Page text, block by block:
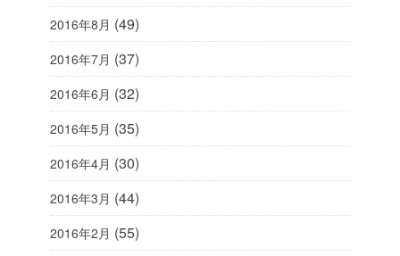
2016年8月 (49)
2016年7月 (37)
2016年6月 (32)
2016年5月 (35)
2016年4月 (30)
2016年3月 (44)
2016年2月 (55)